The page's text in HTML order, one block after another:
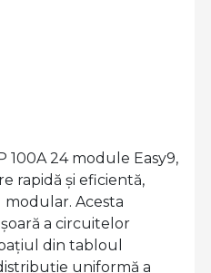
24 module Easy9,
rapidă și eficientă,
Acesta
a circuitelor
din tabloul
uniformă a